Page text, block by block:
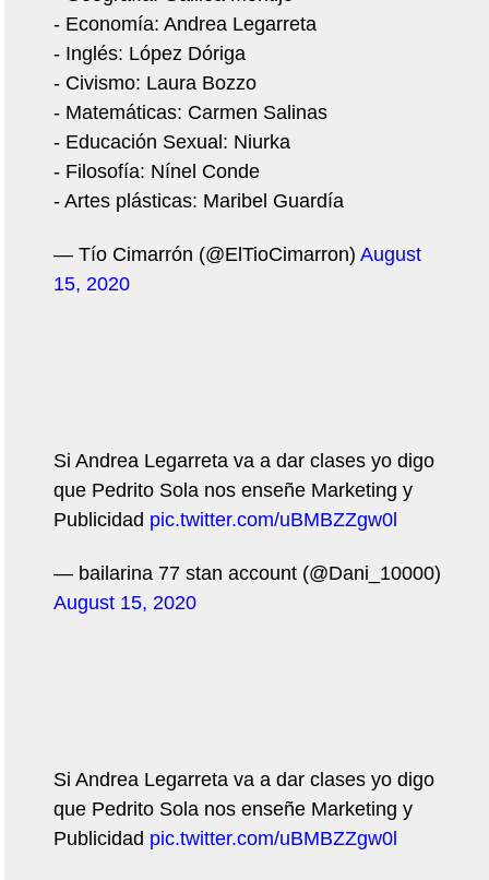
- Economía: Andrea Legarreta
- Inglés: López Dóriga
- Civismo: Laura Bozzo
- Matemáticas: Carmen Salinas
- Educación Sexual: Niurka
- Filosofía: Nínel Conde
- Artes plásticas: Maribel Guardía
— Tío Cimarrón (@ElTioCimarron) August
15, 2020
Si Andrea Legarreta va a dar clases yo digo
que Pedrito Sola nos enseñe Marketing y
Publicidad pic.twitter.com/uBMBZZgw0l
— bailarina 77 stan account (@Dani_10000)
August 15, 2020
Si Andrea Legarreta va a dar clases yo digo
que Pedrito Sola nos enseñe Marketing y
Publicidad pic.twitter.com/uBMBZZgw0l